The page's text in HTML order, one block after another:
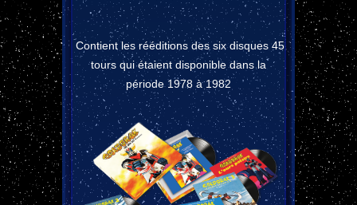
Contient les rééditions des six disques 45
tours qui étaient disponible dans la
période 1978 à 1982